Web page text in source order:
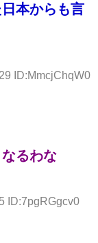
本からも言
ID:MmcjChqW0
るわな
ID:7pgRGgcv0